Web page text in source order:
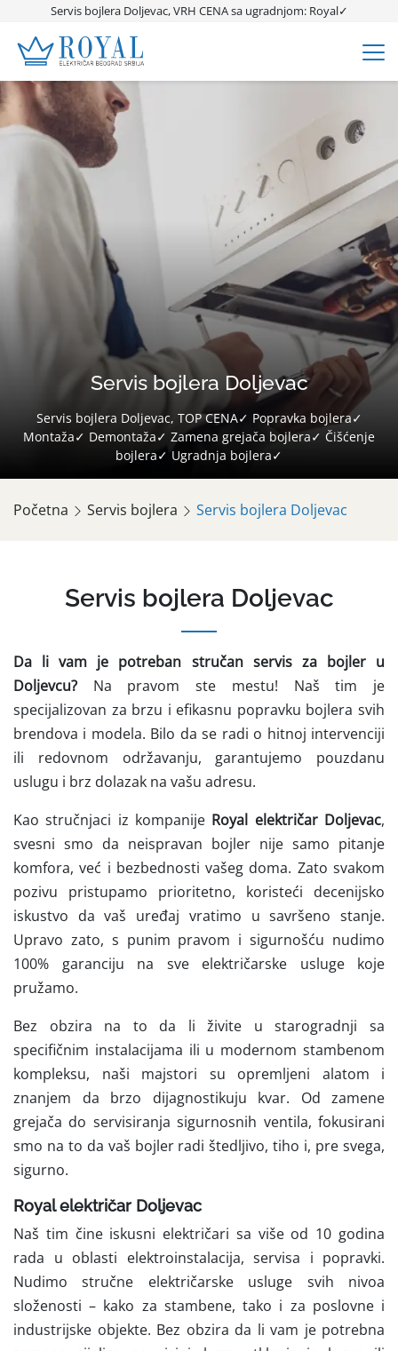
Servis bojlera Doljevac, VRH CENA sa ugradnjom: Royal✓
Servis bojlera Doljevac
Servis bojlera Doljevac, TOP CENA✓ Popravka bojlera✓
Montaža✓ Demontaža✓ Zamena grejača bojlera✓ Čišćenje
bojlera✓ Ugradnja bojlera✓
Početna Servis bojlera Servis bojlera Doljevac
Servis bojlera Doljevac
Da li vam je potreban stručan servis za bojler u
Doljevcu? Na pravom ste mestu! Naš tim je
specijalizovan za brzu i efikasnu popravku bojlera svih
brendova i modela. Bilo da se radi o hitnoj intervenciji
ili redovnom održavanju, garantujemo pouzdanu
uslugu i brz dolazak na vašu adresu.
Kao stručnjaci iz kompanije Royal električar Doljevac,
svesni smo da neispravan bojler nije samo pitanje
komfora, već i bezbednosti vašeg doma. Zato svakom
pozivu pristupamo prioritetno, koristeći decenijsko
iskustvo da vaš uređaj vratimo u savršeno stanje.
Upravo zato, s punim pravom i sigurnošću nudimo
100% garanciju na sve električarske usluge koje
pružamo.
Bez obzira na to da li živite u starogradnji sa
specifičnim instalacijama ili u modernom stambenom
kompleksu, naši majstori su opremljeni alatom i
znanjem da brzo dijagnostikuju kvar. Od zamene
grejača do servisiranja sigurnosnih ventila, fokusirani
smo na to da vaš bojler radi štedljivo, tiho i, pre svega,
sigurno.
Royal električar Doljevac
Naš tim čine iskusni električari sa više od 10 godina
rada u oblasti elektroinstalacija, servisa i popravki.
Nudimo stručne električarske usluge svih nivoa
složenosti – kako za stambene, tako i za poslovne i
industrijske objekte. Bez obzira da li vam je potrebna